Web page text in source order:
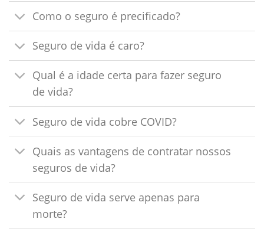
Como o seguro é precificado?
Seguro de vida é caro?
Qual é a idade certa para fazer seguro
de vida?
Seguro de vida cobre COVID?
Quais as vantagens de contratar nossos
seguros de vida?
Seguro de vida serve apenas para
morte?